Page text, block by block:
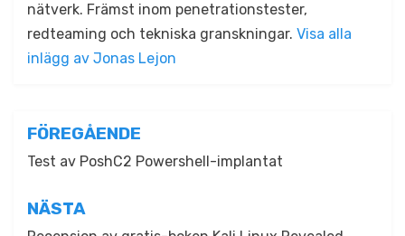
nätverk. Främst inom penetrationstester,
redteaming och tekniska granskningar. Visa alla
inlägg av Jonas Lejon
Inläggsnavigering
FÖREGÅENDE
Test av PoshC2 Powershell-implantat
NÄSTA